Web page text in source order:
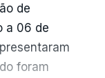
de
a 06 de
foram